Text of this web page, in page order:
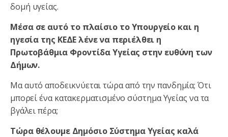
δομή υγείας.
Μέσα σε αυτό το πλαίσιο το Υπουργείο και η
ηγεσία της ΚΕΔΕ λένε να περιέλθει η
Πρωτοβάθμια Φροντίδα Υγείας στην ευθύνη των
Δήμων.
Μα αυτό αποδεικνύεται τώρα από την πανδημία; Ότι
μπορεί ένα κατακερματισμένο σύστημα Υγείας να τα
βγάλει πέρα;
Τώρα θέλουμε Δημόσιο Σύστημα Υγείας καλά